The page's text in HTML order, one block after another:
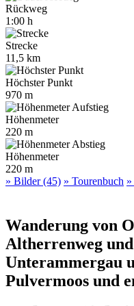
Rückweg
1:00 h
Strecke
11,5 km
Höchster Punkt
970 m
Höhenmeter
220 m
Höhenmeter
220 m
» Bilder (45) » Tourenbuch
Wanderung von
Altherrenweg
Unterammergau
Pulvermoos und